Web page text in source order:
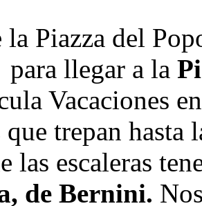
la Piazza del
para llegar a la
Vacaciones
que trepan hasta
las escaleras
de Bernini.